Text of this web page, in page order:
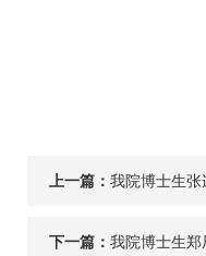
上一篇： 我院博士生
下一篇： 我院博士生